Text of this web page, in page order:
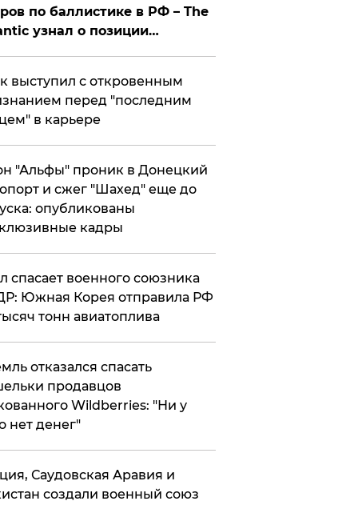
по баллистике в РФ – The
узнал о позиции
выступил с откровенным
перед "последним
в карьере
"Альфы" проник в Донецкий
и сжег "Шахед" еще до
опубликованы
кадры
спасает военного союзника
Южная Корея отправила РФ
тонн авиатоплива
отказался спасать
продавцов
Wildberries: "Ни у
нет денег"
Саудовская Аравия и
создали военный союз